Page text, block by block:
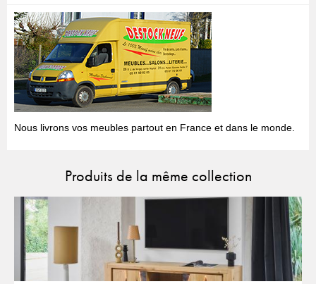
Nous livrons vos meubles partout en France et dans le monde.
Produits de la même collection